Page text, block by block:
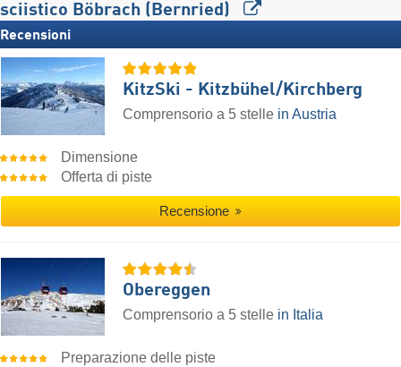
sciistico Böbrach (Bernried)
Recensioni
KitzSki - Kitzbühel/​Kirchberg
Comprensorio a 5 stelle in Austria
Dimensione
Offerta di piste
Recensione
Obereggen
Comprensorio a 5 stelle in Italia
Preparazione delle piste